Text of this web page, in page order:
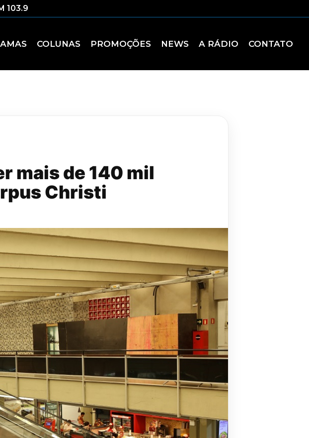
103.9
COLUNAS PROMOÇÕES NEWS A RÁDIO CONTATO
mais de 140 mil
Christi